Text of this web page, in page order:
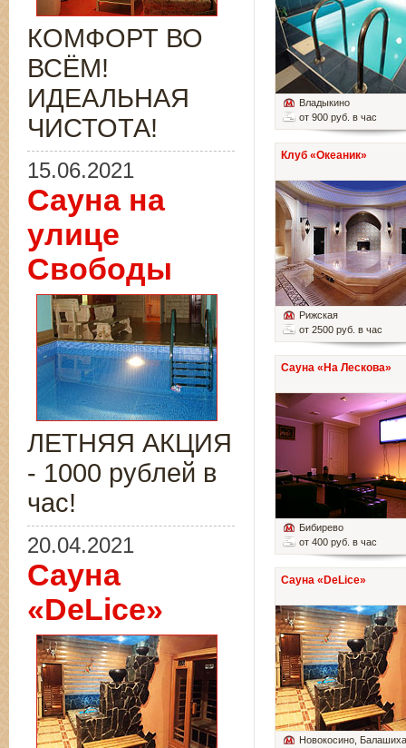
Владыкино
от 900 руб. в час
Клуб «Океаник»
Рижская
от 2500 руб. в час
Сауна «На Лескова»
Бибирево
от 400 руб. в час
Сауна «DeLice»
Новокосино , Балашиха
КОМФОРТ ВО
ВСЁМ!
ИДЕАЛЬНАЯ
ЧИСТОТА!
15.06.2021
Сауна на
улице
Свободы
ЛЕТНЯЯ АКЦИЯ
- 1000 рублей в
час!
20.04.2021
Сауна
«DeLice»